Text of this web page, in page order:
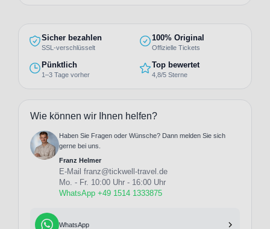
Sicher bezahlen
SSL-verschlüsselt
100% Original
Offizielle Tickets
Pünktlich
1–3 Tage vorher
Top bewertet
4,8/5 Sterne
Wie können wir Ihnen helfen?
Haben Sie Fragen oder Wünsche? Dann melden Sie sich
gerne bei uns.
Franz Helmer
E-Mail franz@tickwell-travel.de
Mo. - Fr. 10:00 Uhr - 16:00 Uhr
WhatsApp +49 1514 1333875
WhatsApp